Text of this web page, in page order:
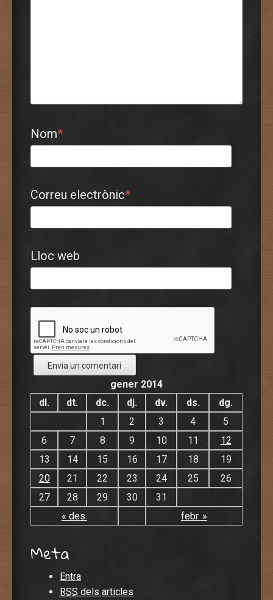
Nom*
Correu electrònic*
Lloc web
gener 2014
dl.
dt. dc. dj. dv. ds. dg.
« des. febr. »
1 2 3 4
5
6
7 8 9 10 11
12
13
14 15 16 17 18
19
20
21 22 23 24 25
26
27
28 29 30 31
Meta
Entra
RSS dels articles